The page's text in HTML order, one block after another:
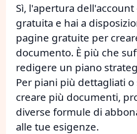
Sì, l'apertura
gratuita e hai a
pagine gratuite per
documento. È più che
redigere un piano
Per piani più dettagliati
creare più documenti,
diverse formule di
alle tue esigenze.